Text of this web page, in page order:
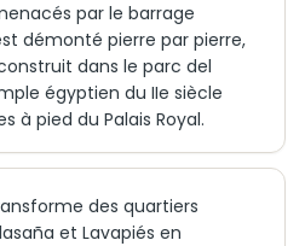
par le barrage
démonté pierre par pierre,
dans le parc del
égyptien du IIe siècle
à pied du Palais Royal.
des quartiers
et Lavapiés en